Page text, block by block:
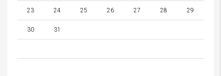
23 24 25 26 27 28 29
30 31